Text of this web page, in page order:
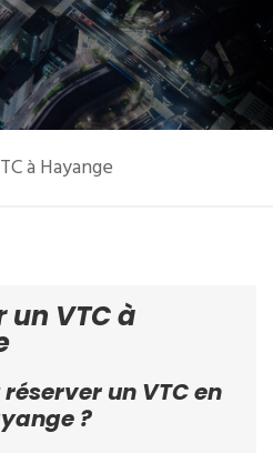
à Hayange
un VTC à
un VTC en
?